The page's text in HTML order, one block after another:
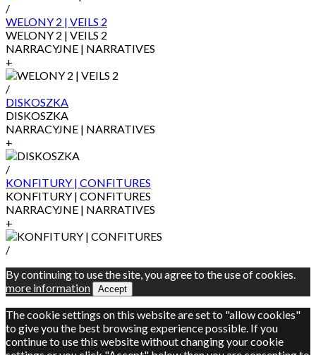
/
WELONY 2 | VEILS 2
WELONY 2 | VEILS 2
NARRACYJNE | NARRATIVES
+
/
DISKOSZKA
DISKOSZKA
NARRACYJNE | NARRATIVES
+
/
KONFITURY | CONFITURES
KONFITURY | CONFITURES
NARRACYJNE | NARRATIVES
+
/
By continuing to use the site, you agree to the use of cookies.
more information
Accept
The cookie settings on this website are set to "allow cookies"
to give you the best browsing experience possible. If you
continue to use this website without changing your cookie